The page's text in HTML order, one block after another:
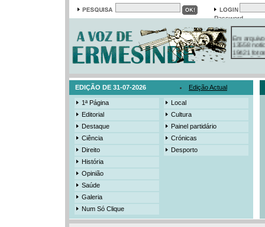
Password
Em arquivo
13558
19421
385
EDIÇÃO DE 31-07-2026 Edição Actual
1ª Página
Editorial
Destaque
Ciência
Direito
História
Opinião
Saúde
Galeria
Num Só Clique
Local
Cultura
Painel partidário
Crónicas
Desporto